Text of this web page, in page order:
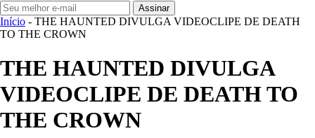
Assinar
Início - THE HAUNTED DIVULGA VIDEOCLIPE DE DEATH
TO THE CROWN
THE HAUNTED DIVULGA
VIDEOCLIPE DE DEATH TO
THE CROWN